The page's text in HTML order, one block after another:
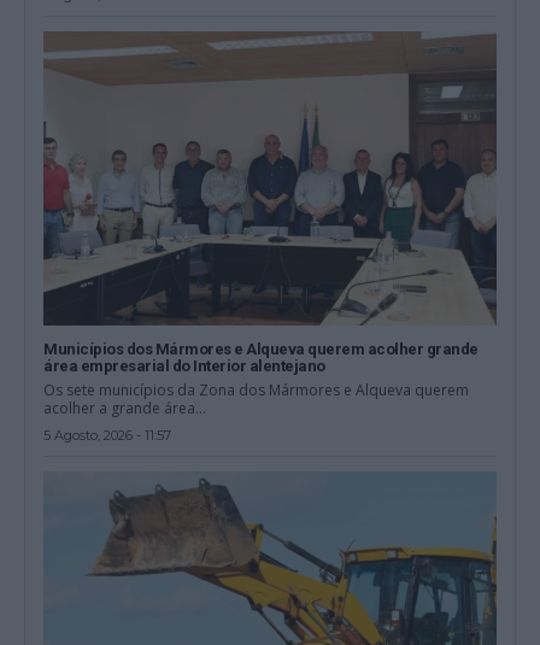
Municípios dos Mármores e Alqueva querem acolher grande
área empresarial do Interior alentejano
Os sete municípios da Zona dos Mármores e Alqueva querem
acolher a grande área...
5 Agosto, 2026 - 11:57